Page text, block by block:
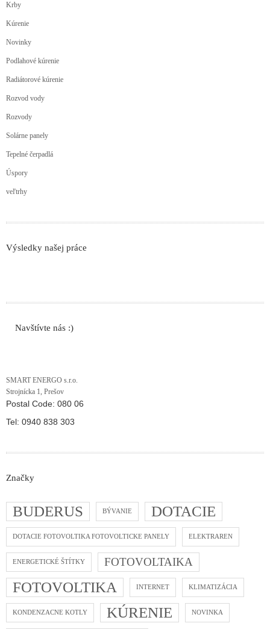
Krby
Kúrenie
Novinky
Podlahové kúrenie
Radiátorové kúrenie
Rozvod vody
Rozvody
Solárne panely
Tepelné čerpadlá
Úspory
veľtrhy
Výsledky našej práce
Navštívte nás :)
SMART ENERGO s.r.o.
Strojnícka 1, Prešov
Postal Code: 080 06
Tel: 0940 838 303
Značky
BUDERUS BÝVANIE DOTACIE
DOTACIE FOTOVOLTIKA FOTOVOLTICKE PANELY ELEKTRAREN
ENERGETICKÉ ŠTÍTKY FOTOVOLTAIKA
FOTOVOLTIKA INTERNET KLIMATIZÁCIA
KONDENZACNE KOTLY KÚRENIE NOVINKA